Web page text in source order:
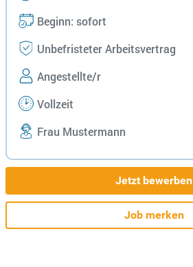
Beginn: sofort
Unbefristeter Arbeitsvertrag
Angestellte/r
Vollzeit
Frau Mustermann
Jetzt bewerben
Job merken